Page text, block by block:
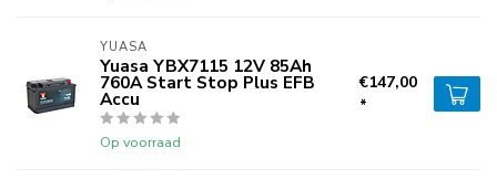
YUASA
Yuasa YBX7115 12V 85Ah
760A Start Stop Plus EFB
Accu
Op voorraad
€147,00
*